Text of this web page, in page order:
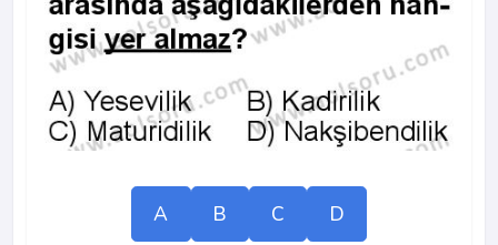
A B C D